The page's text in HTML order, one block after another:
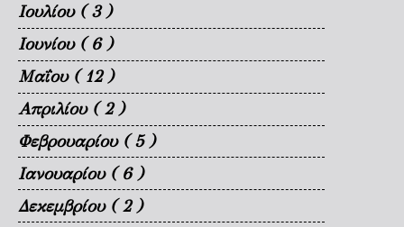
Ιουλίου ( 3 )
Ιουνίου ( 6 )
Μαΐου ( 12 )
Απριλίου ( 2 )
Φεβρουαρίου ( 5 )
Ιανουαρίου ( 6 )
Δεκεμβρίου ( 2 )